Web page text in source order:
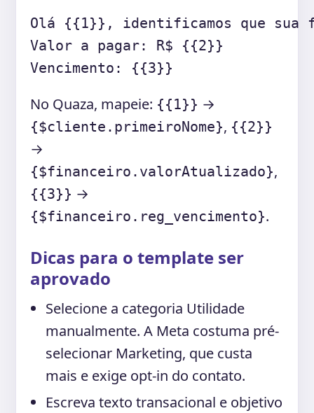
Olá {{1}}, identificamos que sua
Valor a pagar: R$ {{2}}
Vencimento: {{3}}
No Quaza, mapeie: {{1}} →
{$cliente.primeiroNome}, {{2}}
→
{$financeiro.valorAtualizado},
{{3}} →
{$financeiro.reg_vencimento}.
Dicas para o template ser
aprovado
Selecione a categoria Utilidade
manualmente. A Meta costuma pré-
selecionar Marketing, que custa
mais e exige opt-in do contato.
Escreva texto transacional e objetivo